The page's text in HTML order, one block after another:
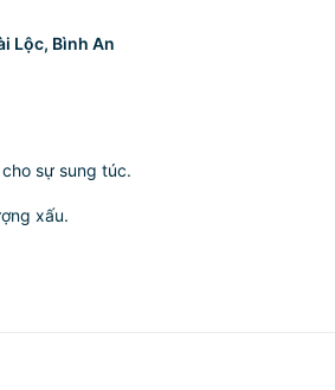
Lộc, Bình An
sự sung túc.
xấu.